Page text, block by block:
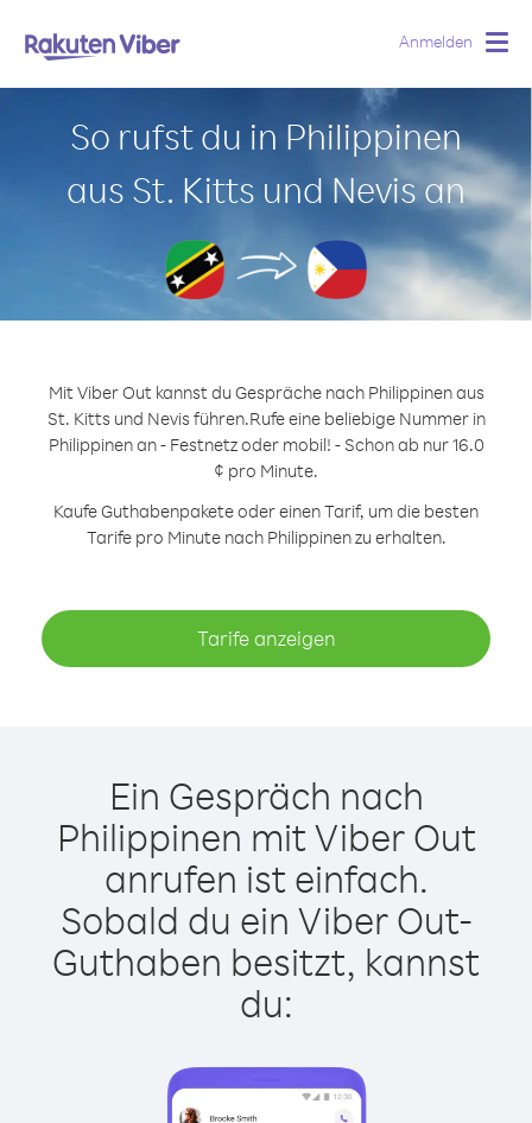
Anmelden
So rufst du in Philippinen
aus St. Kitts und Nevis an
Mit Viber Out kannst du Gespräche nach Philippinen aus
St. Kitts und Nevis führen.Rufe eine beliebige Nummer in
Philippinen an - Festnetz oder mobil! - Schon ab nur 16.0
¢ pro Minute.
Kaufe Guthabenpakete oder einen Tarif, um die besten
Tarife pro Minute nach Philippinen zu erhalten.
Tarife anzeigen
Ein Gespräch nach
Philippinen mit Viber Out
anrufen ist einfach.
Sobald du ein Viber Out-
Guthaben besitzt, kannst
du: